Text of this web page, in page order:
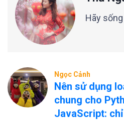
Hãy
Ngọc Cảnh
Nên sử dụng
chung cho
JavaScript: